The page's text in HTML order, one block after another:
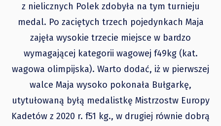
z nielicznych Polek zdobyła na tym turnieju
medal. Po zaciętych trzech pojedynkach Maja
zajęła wysokie trzecie miejsce w bardzo
wymagającej kategorii wagowej f49kg (kat.
wagowa olimpijska). Warto dodać, iż w pierwszej
walce Maja wysoko pokonała Bułgarkę,
utytułowaną byłą medalistkę Mistrzostw Europy
Kadetów z 2020 r. f51 kg., w drugiej równie dobrą